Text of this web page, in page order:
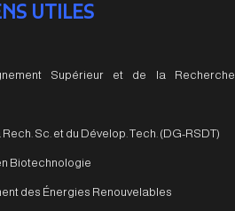
UTILES
Supérieur et de la Recherche
Sc. et du Dévelop. Tech. (DG-RSDT)
Biotechnologie
des Énergies Renouvelables